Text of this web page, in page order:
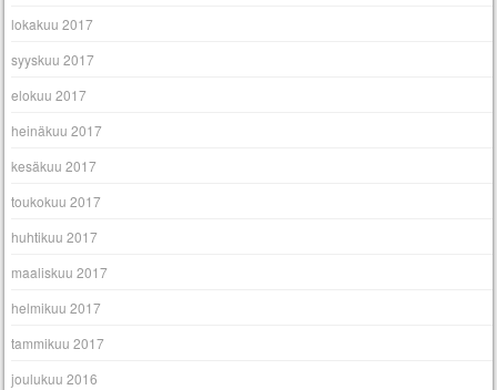
lokakuu 2017
syyskuu 2017
elokuu 2017
heinäkuu 2017
kesäkuu 2017
toukokuu 2017
huhtikuu 2017
maaliskuu 2017
helmikuu 2017
tammikuu 2017
joulukuu 2016